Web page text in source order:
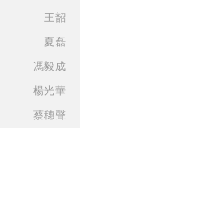
王韶
夏磊
馮毅成
楊光華
蔡穗聲